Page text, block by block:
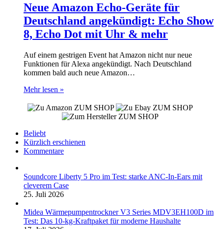
Neue Amazon Echo-Geräte für
Deutschland angekündigt: Echo Show
8, Echo Dot mit Uhr & mehr
Auf einem gestrigen Event hat Amazon nicht nur neue
Funktionen für Alexa angekündigt. Nach Deutschland
kommen bald auch neue Amazon…
Mehr lesen »
ZUM SHOP
ZUM SHOP
ZUM SHOP
Beliebt
Kürzlich erschienen
Kommentare
Soundcore Liberty 5 Pro im Test: starke ANC-In-Ears mit
cleverem Case
25. Juli 2026
Midea Wärmepumpentrockner V3 Series MDV3EH100D im
Test: Das 10-kg-Kraftpaket für moderne Haushalte